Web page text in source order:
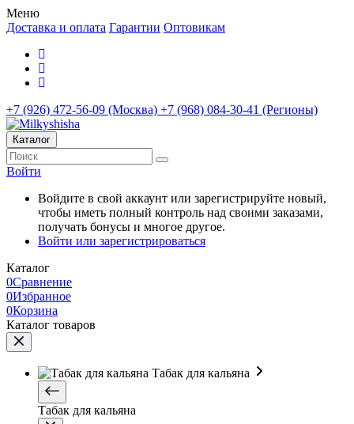
Меню
Доставка и оплата Гарантии Оптовикам
+7 (926) 472-56-09 (Москва) +7 (968) 084-30-41 (Регионы)
Каталог
Войти
Войдите в свой аккаунт или зарегистрируйте новый,
чтобы иметь полный контроль над своими заказами,
получать бонусы и многое другое.
Войти или зарегистрироваться
Каталог
0Сравнение
0Избранное
0Корзина
Каталог товаров
Табак для кальяна
Табак для кальяна